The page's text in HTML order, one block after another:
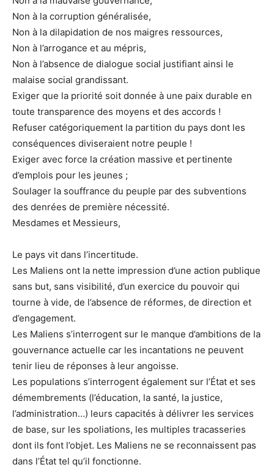
Non à la corruption généralisée,
Non à la dilapidation de nos maigres ressources,
Non à l’arrogance et au mépris,
Non à l’absence de dialogue social justifiant ainsi le
malaise social grandissant.
Exiger que la priorité soit donnée à une paix durable en
toute transparence des moyens et des accords !
Refuser catégoriquement la partition du pays dont les
conséquences diviseraient notre peuple !
Exiger avec force la création massive et pertinente
d’emplois pour les jeunes ;
Soulager la souffrance du peuple par des subventions
des denrées de première nécessité.
Mesdames et Messieurs,
Le pays vit dans l’incertitude.
Les Maliens ont la nette impression d’une action publique
sans but, sans visibilité, d’un exercice du pouvoir qui
tourne à vide, de l’absence de réformes, de direction et
d’engagement.
Les Maliens s’interrogent sur le manque d’ambitions de la
gouvernance actuelle car les incantations ne peuvent
tenir lieu de réponses à leur angoisse.
Les populations s’interrogent également sur l’État et ses
démembrements (l’éducation, la santé, la justice,
l’administration…) leurs capacités à délivrer les services
de base, sur les spoliations, les multiples tracasseries
dont ils font l’objet. Les Maliens ne se reconnaissent pas
dans l’État tel qu’il fonctionne.